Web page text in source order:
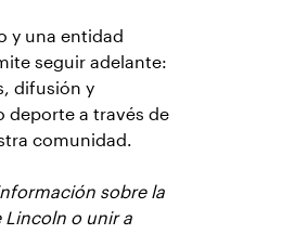
y una entidad
seguir adelante:
difusión y
deporte a través de
comunidad.
sobre la
Lincoln o unir a